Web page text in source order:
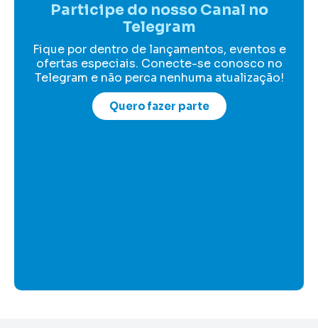
Participe do nosso Canal no
Telegram
Fique por dentro de lançamentos, eventos e
ofertas especiais. Conecte-se conosco no
Telegram e não perca nenhuma atualização!
Quero fazer parte